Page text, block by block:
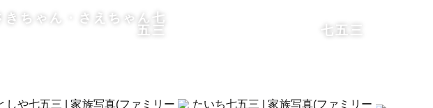
「うちの子、人見知りだから…」
きちゃん・さえちゃん七
五三
七五三